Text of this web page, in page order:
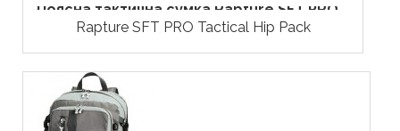
Поясна тактична сумка Rapture SFT PRO...
Rapture SFT PRO Tactical Hip Pack